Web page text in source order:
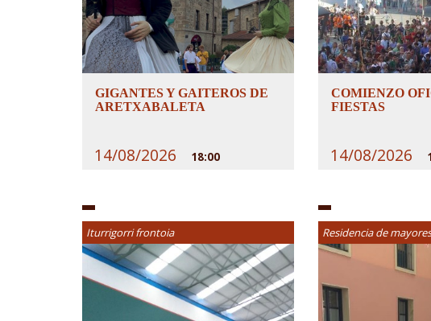
GIGANTES Y GAITEROS DE
ARETXABALETA
14/08/2026 18:00
COMIENZO
FIESTAS
14/08/2026
Iturrigorri frontoia Residencia de mayores